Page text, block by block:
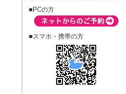
■PCの方
■スマホ・携帯の方